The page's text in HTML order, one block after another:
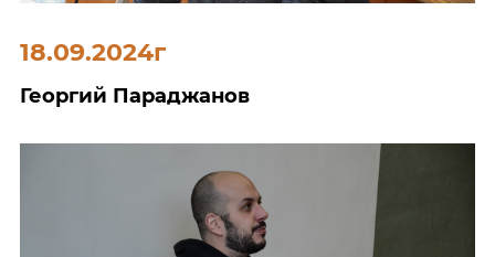
18.09.2024г
Георгий Параджанов